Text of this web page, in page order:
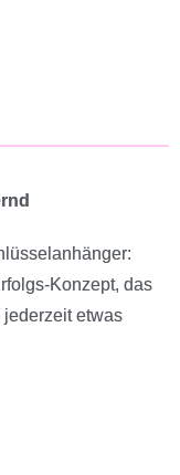
Konzept, das
etwas